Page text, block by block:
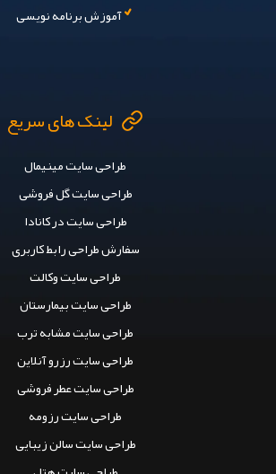
آموزش برنامه نویسی
لینک های سریع
طراحی سایت مینیمال
طراحی سایت گل فروشی
طراحی سایت در کانادا
سفارش طراحی رابط کاربری
طراحی سایت وکالت
طراحی سایت بیمارستان
طراحی سایت مشابه ترب
طراحی سایت رزرو آنلاین
طراحی سایت عطر فروشی
طراحی سایت رزومه
طراحی سایت سالن زیبایی